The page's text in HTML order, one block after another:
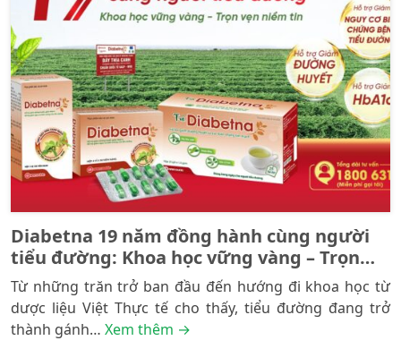
Diabetna 19 năm đồng hành cùng người
tiểu đường: Khoa học vững vàng – Trọn
vẹn niềm tin
Từ những trăn trở ban đầu đến hướng đi khoa học từ
dược liệu Việt Thực tế cho thấy, tiểu đường đang trở
thành gánh… Xem thêm →